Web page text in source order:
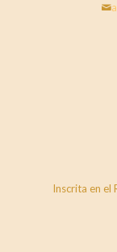
Inscrita en el